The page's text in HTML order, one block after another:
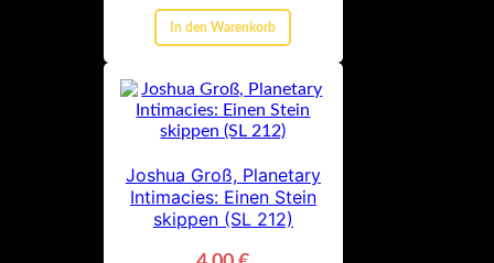
In den Warenkorb
Joshua Groß, Planetary
Intimacies: Einen Stein
skippen (SL 212)